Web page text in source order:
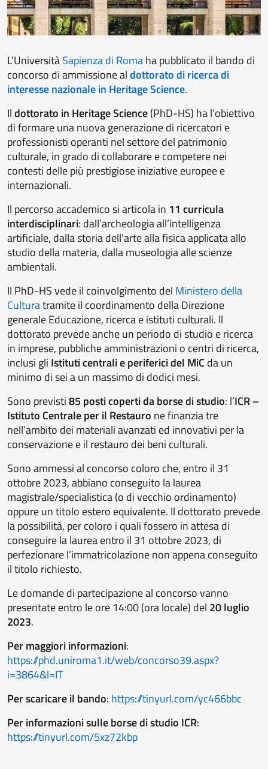
L’UniversitàSapienza di Romaha pubblicato il bando di
concorso di ammissione aldottorato di ricerca di
interesse nazionale in Heritage Science.
Ildottorato in Heritage Science(PhD-HS) ha l’obiettivo
di formare una nuova generazione di ricercatori e
professionisti operanti nel settore del patrimonio
culturale, in grado di collaborare e competere nei
contesti delle più prestigiose iniziative europee e
internazionali.
Il percorso accademico si articola in 11 curricula
interdisciplinari: dall’archeologia all’intelligenza
artificiale, dalla storia dell’arte alla fisica applicata allo
studio della materia, dalla museologia alle scienze
ambientali.
Il PhD-HS vede il coinvolgimento del Ministero della
Culturatramite il coordinamento della Direzione
generale Educazione, ricerca e istituti culturali. Il
dottorato prevede anche un periodo di studio e ricerca
in imprese, pubbliche amministrazioni o centri di ricerca,
inclusi gli Istituti centrali e periferici del MiC da un
minimo di sei a un massimo di dodici mesi.
Sono previsti85 posti coperti da borse di studio: l’ICR –
Istituto Centrale per il Restauro ne finanzia tre
nell’ambito dei materiali avanzati ed innovativi per la
conservazione e il restauro dei beni culturali.
Sono ammessi al concorso coloro che, entro il 31
ottobre 2023, abbiano conseguito la laurea
magistrale/specialistica (o di vecchio ordinamento)
oppure un titolo estero equivalente. Il dottorato prevede
la possibilità, per coloro i quali fossero in attesa di
conseguire la laurea entro il 31 ottobre 2023, di
perfezionare l’immatricolazione non appena conseguito
il titolo richiesto.
Le domande di partecipazione al concorso vanno
presentate entro le ore 14:00 (ora locale) del 20 luglio
2023.
Per maggiori informazioni:
https://phd.uniroma1.it/web/concorso39.aspx?
i=3864&l=IT
Per scaricare il bando: https://tinyurl.com/yc466bbc
Per informazioni sulle borse di studio ICR:
https://tinyurl.com/5xz72kbp